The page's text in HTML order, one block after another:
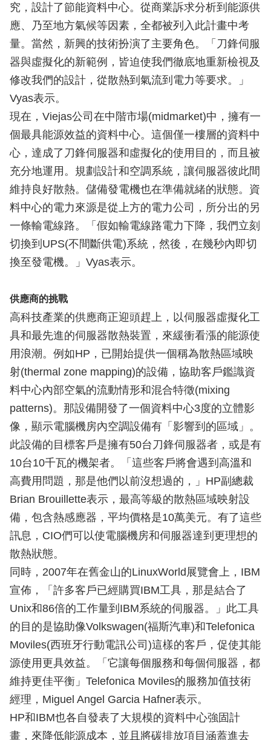
究，設計了節能資料中心。從商業訴求分析到能源供
應、乃至地方氣候等因素，全都被列入此計畫中考
量。當然，新興的技術扮演了主要角色。「刀鋒伺服
器與虛擬化的新範例，皆迫使我們徹底地重新檢視及
修改我們的設計，從散熱到氣流到電力等要求。」
Vyas表示。
現在，Viejas公司在中階市場(midmarket)中，擁有一
個最具能源效益的資料中心。這個僅一樓層的資料中
心，達成了刀鋒伺服器和虛擬化的使用目的，而且被
充分地運用。規劃設計和空調系統，讓伺服器彼此間
維持良好散熱。儲備發電機也在準備就緒的狀態。資
料中心的電力來源是從上方的電力公司，所分出的另
一條輸電線路。「假如輸電線路電力下降，我們立刻
切換到UPS(不間斷供電)系統，然後，在幾秒內即切
換至發電機。」Vyas表示。
供應商的挑戰
高科技產業的供應商正迎頭趕上，以伺服器虛擬化工
具和最先進的伺服器散熱裝置，來緩衝看漲的能源使
用浪潮。例如HP，已開始提供一個稱為散熱區域映
射(thermal zone mapping)的設備，協助客戶鑑識資
料中心內部空氣的流動情形和混合特徵(mixing
patterns)。那設備開發了一個資料中心3度的立體影
像，顯示電腦機房內空調設備有「影響到的區域」。
此設備的目標客戶是擁有50台刀鋒伺服器者，或是有
10台10千瓦的機架者。「這些客戶將會遇到高溫和
高費用問題，那是他們以前沒想過的，」HP副總裁
Brian Brouillette表示，最高等級的散熱區域映射設
備，包含熱感應器，平均價格是10萬美元。有了這些
訊息，CIO們可以使電腦機房和伺服器達到更理想的
散熱狀態。
同時，2007年在舊金山的LinuxWorld展覽會上，IBM
宣佈，「許多客戶已經購買IBM工具，那是結合了
Unix和86倍的工作量到IBM系統的伺服器。」此工具
的目的是協助像Volkswagen(福斯汽車)和Telefonica
Moviles(西班牙行動電訊公司)這樣的客戶，促使其能
源使用更具效益。「它讓每個服務和每個伺服器，都
維持更佳平衡」Telefonica Moviles的服務加值技術
經理，Miguel Angel Garcia Hafner表示。
HP和IBM也各自發表了大規模的資料中心強固計
畫，來降低能源成本，並且將碳排放項目涵蓋進去